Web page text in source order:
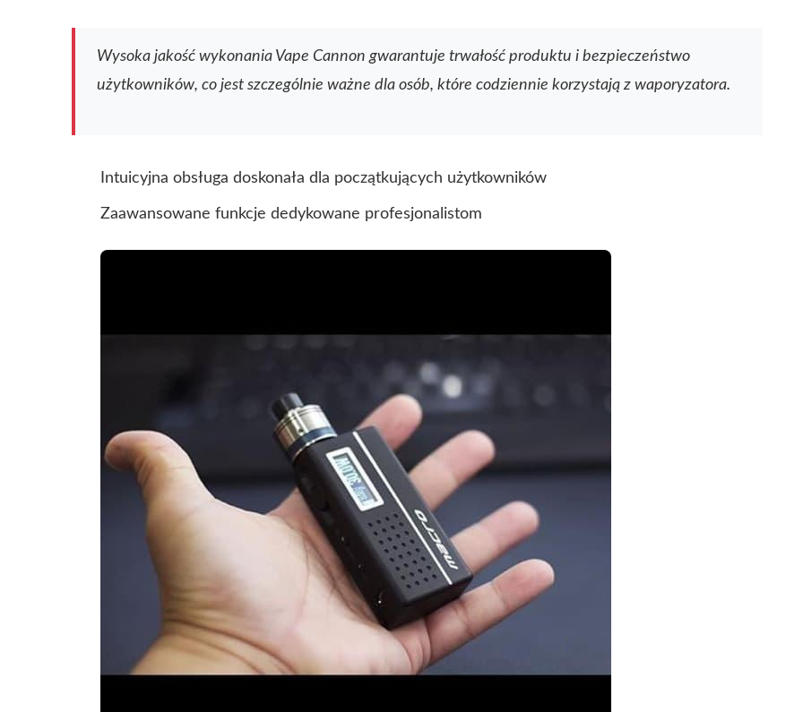
Wysoka jakość wykonania Vape Cannon gwarantuje trwałość produktu i bezpieczeństwo
użytkowników, co jest szczególnie ważne dla osób, które codziennie korzystają z waporyzatora.
Intuicyjna obsługa doskonała dla początkujących użytkowników
Zaawansowane funkcje dedykowane profesjonalistom